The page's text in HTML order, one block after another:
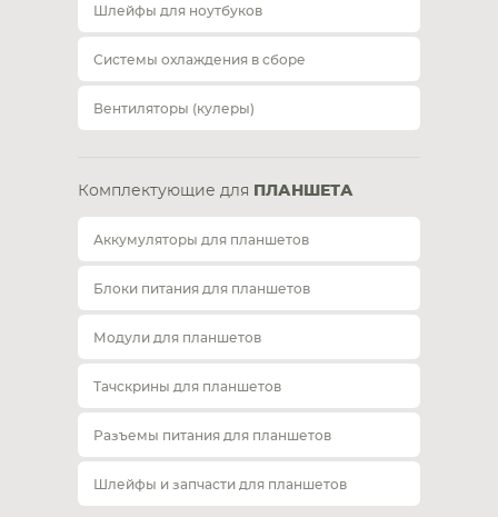
Шлейфы для ноутбуков
Системы охлаждения в сборе
Вентиляторы (кулеры)
Комплектующие для ПЛАНШЕТА
Аккумуляторы для планшетов
Блоки питания для планшетов
Модули для планшетов
Тачскрины для планшетов
Разъемы питания для планшетов
Шлейфы и запчасти для планшетов